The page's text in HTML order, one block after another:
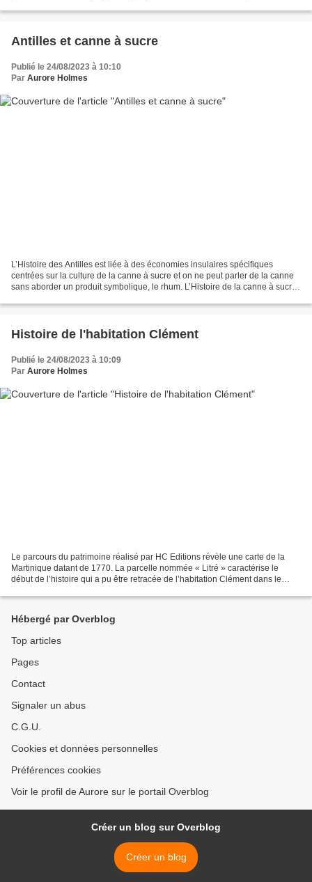
Antilles et canne à sucre
Publié le 24/08/2023 à 10:10
Par Aurore Holmes
L’Histoire des Antilles est liée à des économies insulaires spécifiques
centrées sur la culture de la canne à sucre et on ne peut parler de la canne
sans aborder un produit symbolique, le rhum. L’Histoire de la canne à sucre
Histoire de l'habitation Clément
Publié le 24/08/2023 à 10:09
Par Aurore Holmes
Le parcours du patrimoine réalisé par HC Editions révèle une carte de la
Martinique datant de 1770. La parcelle nommée « Litré » caractérise le
début de l’histoire qui a pu être retracée de l’habitation Clément dans le
Hébergé par Overblog
Top articles
Pages
Contact
Signaler un abus
C.G.U.
Cookies et données personnelles
Préférences cookies
Voir le profil de Aurore sur le portail Overblog
Créer un blog sur Overblog
Créer un blog